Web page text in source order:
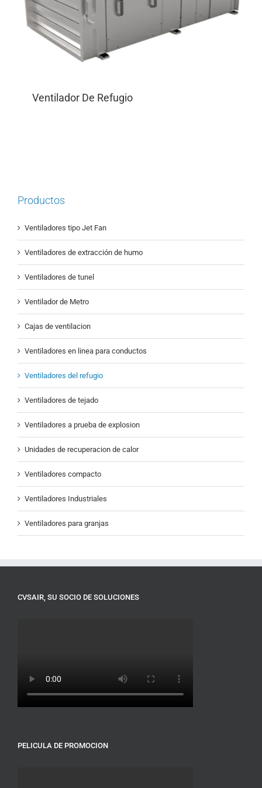
Ventilador De Refugio
Productos
Ventiladores tipo Jet Fan
Ventiladores de extracción de humo
Ventiladores de tunel
Ventilador de Metro
Cajas de ventilacion
Ventiladores en linea para conductos
Ventiladores del refugio
Ventiladores de tejado
Ventiladores a prueba de explosion
Unidades de recuperacion de calor
Ventiladores compacto
Ventiladores Industriales
Ventiladores para granjas
CVSAIR, SU SOCIO DE SOLUCIONES
PELICULA DE PROMOCION